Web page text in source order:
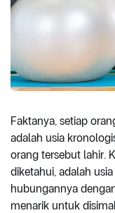
Faktanya, setiap
adalah usia
orang tersebut lahir.
diketahui, adalah
hubungannya
menarik untuk